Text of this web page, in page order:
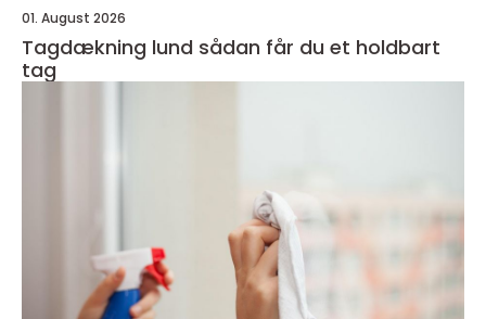
01. August 2026
Tagdækning lund sådan får du et holdbart
tag